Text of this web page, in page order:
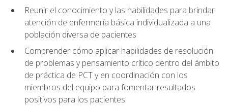
Reunir el conocimiento y las habilidades para brindar
atención de enfermería básica individualizada a una
población diversa de pacientes
Comprender cómo aplicar habilidades de resolución
de problemas y pensamiento crítico dentro del ámbito
de práctica de PCT y en coordinación con los
miembros del equipo para fomentar resultados
positivos para los pacientes